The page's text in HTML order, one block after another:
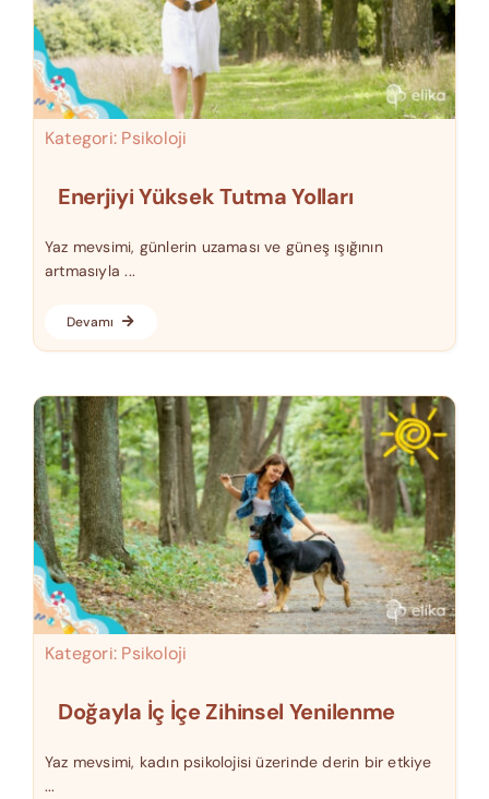
Kategori: Psikoloji
Enerjiyi Yüksek Tutma Yolları
Yaz mevsimi, günlerin uzaması ve güneş ışığının
artmasıyla ...
Devamı
Kategori: Psikoloji
Doğayla İç İçe Zihinsel Yenilenme
Yaz mevsimi, kadın psikolojisi üzerinde derin bir etkiye
...